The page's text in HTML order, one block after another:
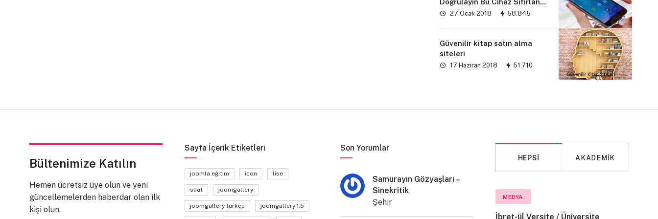
sorunu” çözümü
27 Ocak 2018 58.845
Güvenilir kitap satın alma
siteleri
17 Haziran 2018 51.710
Bültenimize Katılın
Hemen ücretsiz üye olun ve yeni
güncellemelerden haberdar olan ilk
kişi olun.
Sayfa İçerik Etiketleri
joomla eğitim icon lise
saat joomgallery
joomgallery türkçe joomgallery 1.5
Son Yorumlar
Samurayın Gözyaşları –
Sinekritik
Şehir
HEPSI AKADEMIK
MEDYA
İbret-ül Versite / Üniversite